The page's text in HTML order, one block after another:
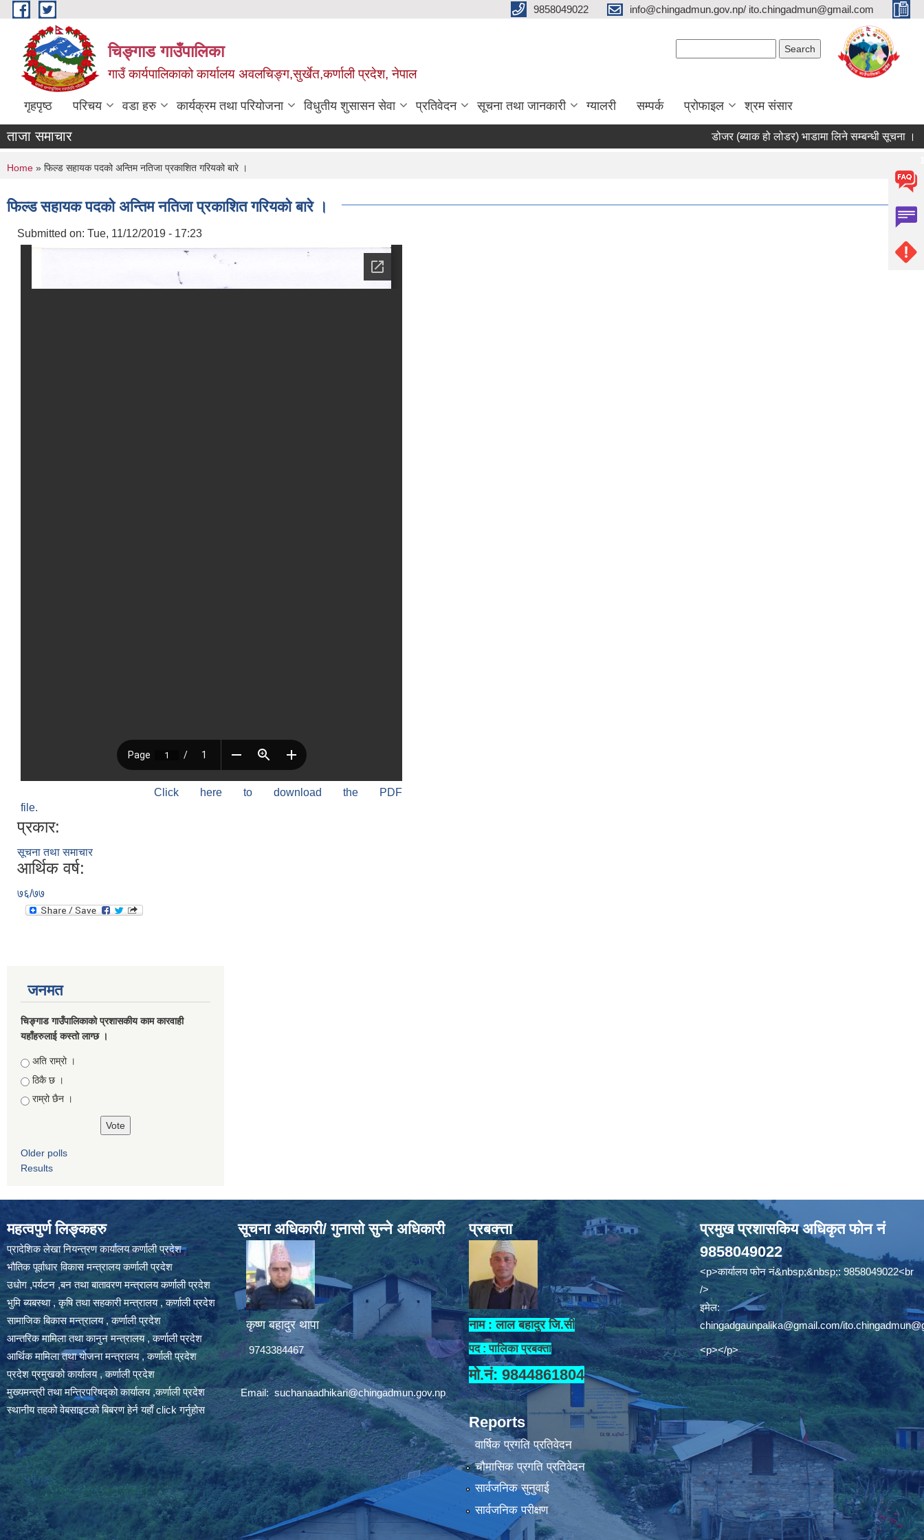
Skip to main content 9858049022 info@chingadmun.gov.np/ ito.chingadmun@gmail.com
चिङ्गाड गाउँपालिका
गाउँ कार्यपालिकाको कार्यालय अवलचिङ्ग,सुर्खेत,कर्णाली प्रदेश, नेपाल
गृहपृष्ठ परिचय वडा हरु कार्यक्रम तथा परियोजना विधुतीय शुसासन सेवा प्रतिवेदन सूचना तथा जानकारी ग्यालरी सम्पर्क प्रोफाइल श्रम संसार
ताजा समाचार डोजर (ब्याक हो लोडर) भाडामा लिने सम्बन्धी सूचना ।
You are here
Home » फिल्ड सहायक पदको अन्तिम नतिजा प्रकाशित गरियको बारे ।
फिल्ड सहायक पदको अन्तिम नतिजा प्रकाशित गरियको बारे ।
Submitted on: Tue, 11/12/2019 - 17:23
Click here to download the PDF
file.
प्रकार:
सूचना तथा समाचार
आर्थिक वर्ष:
७६/७७
जनमत
चिङ्गाड गाउँपालिकाको प्रशासकीय काम कारवाही
यहाँहरुलाई कस्तो लाग्छ ।
Choices
अति राम्रो ।
ठिकै छ ।
राम्रो छैन ।
Older polls
Results
महत्वपुर्ण लिङ्कहरु
प्रादेशिक लेखा नियन्त्रण कार्यालय कर्णाली प्रदेश
भौतिक पूर्वाधार विकास मन्त्रालय कर्णाली प्रदेश
उधोग ,पर्यटन ,बन तथा बातावरण मन्त्रालय कर्णाली प्रदेश
भुमि ब्यबस्था , कृषि तथा सहकारी मन्त्रालय , कर्णाली प्रदेश
सामाजिक बिकास मन्त्रालय , कर्णाली प्रदेश
आन्तरिक मामिला तथा कानुन मन्त्रालय , कर्णाली प्रदेश
आर्थिक मामिला तथा योजना मन्त्रालय , कर्णाली प्रदेश
प्रदेश प्रमुखको कार्यालय , कर्णाली प्रदेश
मुख्यमन्त्री तथा मन्त्रिपरिषद्को कार्यालय ,कर्णाली प्रदेश
स्थानीय तहको वेबसाइटको बिबरण हेर्न यहाँ click गर्नुहोस
सूचना अधिकारी/ गुनासो सुन्ने अधिकारी
कृष्ण बहादुर थापा
9743384467
Email:suchanaadhikari@chingadmun.gov.np
प्रबक्त्ता
नाम : लाल बहादुर जि.सी
पद : पालिका प्रबक्ता
मो.नं: 9844861804
Reports
वार्षिक प्रगति प्रतिवेदन
चौमासिक प्रगति प्रतिवेदन
सार्वजनिक सुनुवाई
सार्वजनिक परीक्षण
प्रमुख प्रशासकिय अधिकृत फोन नं
9858049022
<p>कार्यालय फोन नं&nbsp;&nbsp;: 9858049022<br
/>
इमेल:
chingadgaunpalika@gmail.com/
<p></p>